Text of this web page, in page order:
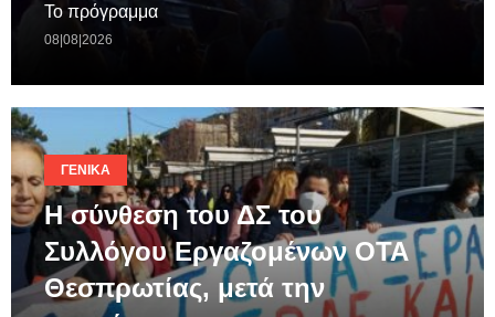
Το πρόγραμμα
08|08|2026
ΓΕΝΙΚΆ
Η σύνθεση του ΔΣ του
Συλλόγου Εργαζομένων ΟΤΑ
Θεσπρωτίας, μετά την